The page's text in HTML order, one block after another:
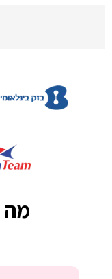
מה